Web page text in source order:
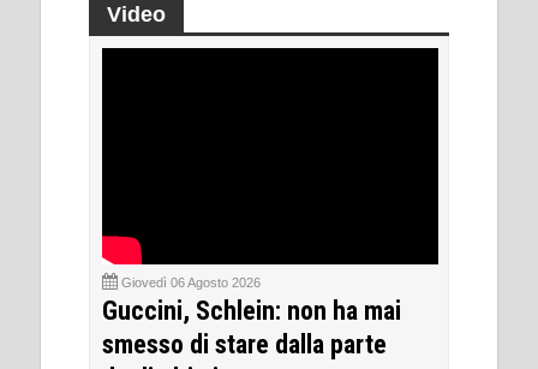
Video
Giovedì 06 Agosto 2026
Guccini, Schlein: non ha mai
smesso di stare dalla parte